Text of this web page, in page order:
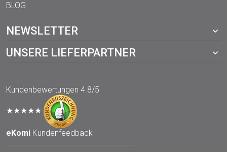
BLOG
NEWSLETTER
UNSERE LIEFERPARTNER
Kundenbewertungen 4.8/5
★★★★★
eKomi Kundenfeedback